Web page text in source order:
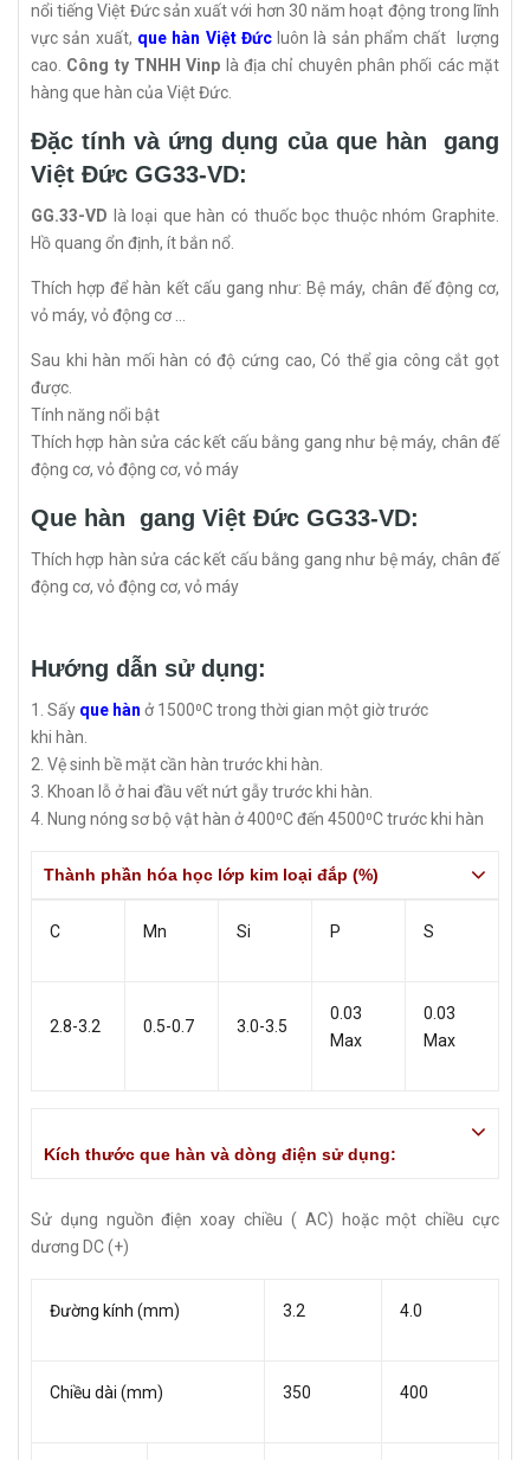
nổi tiếng Việt Đức sản xuất với hơn 30 năm hoạt động trong lĩnh
vực sản xuất, que hàn Việt Đứcluôn là sản phẩm chất lượng
cao. Công ty TNHH Vinp là địa chỉ chuyên phân phối các mặt
hàng que hàn của Việt Đức.
Đặc tính và ứng dụng của que hàn gang
Việt Đức GG33-VD:
GG.33-VD là loại que hàn có thuốc bọc thuộc nhóm Graphite.
Hồ quang ổn định, ít bắn nổ.
Thích hợp để hàn kết cấu gang như: Bệ máy, chân đế động cơ,
vỏ máy, vỏ động cơ …
Sau khi hàn mối hàn có độ cứng cao, Có thể gia công cắt gọt
được.
Tính năng nổi bật
Thích hợp hàn sửa các kết cấu bằng gang như bệ máy, chân đế
động cơ, vỏ động cơ, vỏ máy
Que hàn gang Việt Đức GG33-VD:
Thích hợp hàn sửa các kết cấu bằng gang như bệ máy, chân đế
động cơ, vỏ động cơ, vỏ máy
Hướng dẫn sử dụng:
1. Sấy que hàn ở 1500⁰C trong thời gian một giờ trước
khi hàn.
2. Vệ sinh bề mặt cần hàn trước khi hàn.
3. Khoan lỗ ở hai đầu vết nứt gẫy trước khi hàn.
4. Nung nóng sơ bộ vật hàn ở 400⁰C đến 4500⁰C trước khi hàn
Thành phần hóa học lớp kim loại đắp (%)
C Mn Si P S
2.8-3.2 0.5-0.7 3.0-3.5
0.03
Max
0.03
Max
Kích thước que hàn và dòng điện sử dụng:
Sử dụng nguồn điện xoay chiều ( AC) hoặc một chiều cực
dương DC (+)
Đường kính (mm) 3.2 4.0
Chiều dài (mm) 350 400